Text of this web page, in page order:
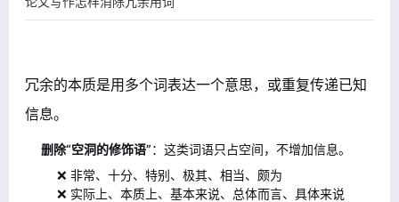
冗余的本质是用多个词表达一个意思，或重复传递已知
信息。
删除“空洞的修饰语”：这类词语只占空间，不增加信息。
❌ 非常、十分、特别、极其、相当、颇为
❌ 实际上、本质上、基本来说、总体而言、具体来说